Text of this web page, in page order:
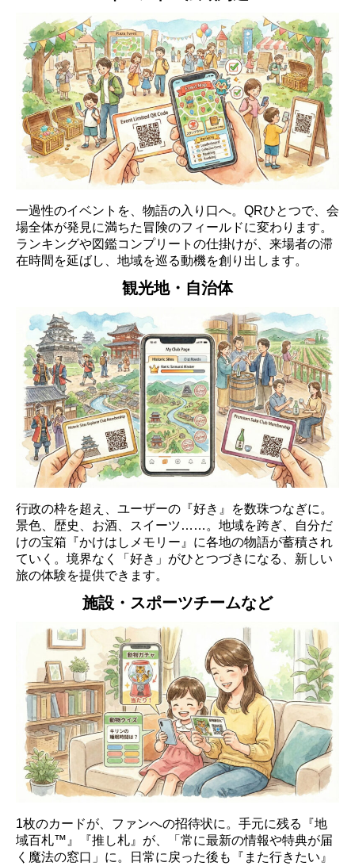
一過性のイベントを、物語の入り口へ。QRひとつで、会
場全体が発見に満ちた冒険のフィールドに変わります。
ランキングや図鑑コンプリートの仕掛けが、来場者の滞
在時間を延ばし、地域を巡る動機を創り出します。
観光地・自治体
行政の枠を超え、ユーザーの『好き』を数珠つなぎに。
景色、歴史、お酒、スイーツ……。地域を跨ぎ、自分だ
けの宝箱『かけはしメモリー』に各地の物語が蓄積され
ていく。境界なく「好き」がひとつづきになる、新しい
旅の体験を提供できます。
施設・スポーツチームなど
1枚のカードが、ファンへの招待状に。手元に残る『地
域百札™』『推し札』が、「常に最新の情報や特典が届
く魔法の窓口」に。日常に戻った後も『また行きたい』